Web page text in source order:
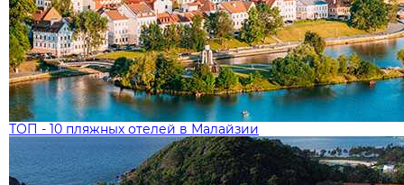
ТОП - 10 пляжных отелей в Малайзии